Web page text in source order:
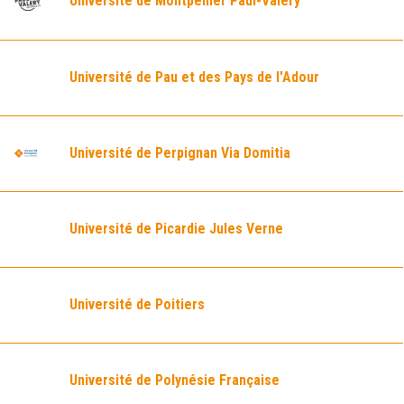
Université de Pau et des Pays de l'Adour
Université de Perpignan Via Domitia
Université de Picardie Jules Verne
Université de Poitiers
Université de Polynésie Française